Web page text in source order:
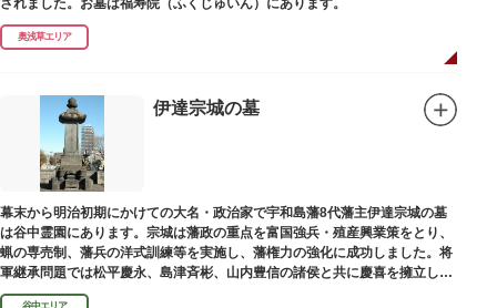
されました。お墓は福寿院（ふくじゅいん）にあります。
奥浅草エリア
伊達宗城の墓
幕末から明治初期にかけての大名・政治家で宇和島藩8代藩主伊達宗城の墓
は谷中霊園にあります。宗城は藩政の重点を富国強兵・殖産興業策をとり、
蝋の専売制、藩兵の洋式訓練等を実施し、藩権力の強化に成功しました。将
軍継承問題では松平慶永、島津斉彬、山内豊信の諸侯と共に慶喜を擁立し
（幕末の四賢候といわれます）幕政改革を志す一橋派の有力メンバーとなっ
谷中エリア